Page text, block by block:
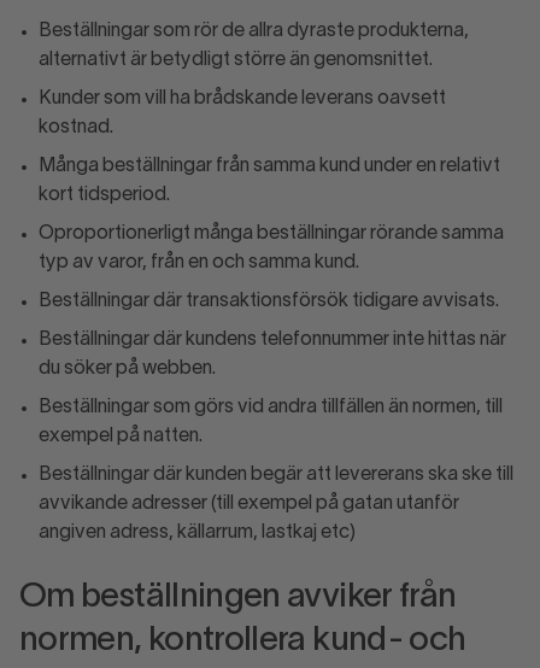
Beställningar som rör de allra dyraste produkterna,
alternativt är betydligt större än genomsnittet.
Kunder som vill ha brådskande leverans oavsett
kostnad.
Många beställningar från samma kund under en relativt
kort tidsperiod.
Oproportionerligt många beställningar rörande samma
typ av varor, från en och samma kund.
Beställningar där transaktionsförsök tidigare avvisats.
Beställningar där kundens telefonnummer inte hittas när
du söker på webben.
Beställningar som görs vid andra tillfällen än normen, till
exempel på natten.
Beställningar där kunden begär att levererans ska ske till
avvikande adresser (till exempel på gatan utanför
angiven adress, källarrum, lastkaj etc)
Om beställningen avviker från
normen, kontrollera kund- och